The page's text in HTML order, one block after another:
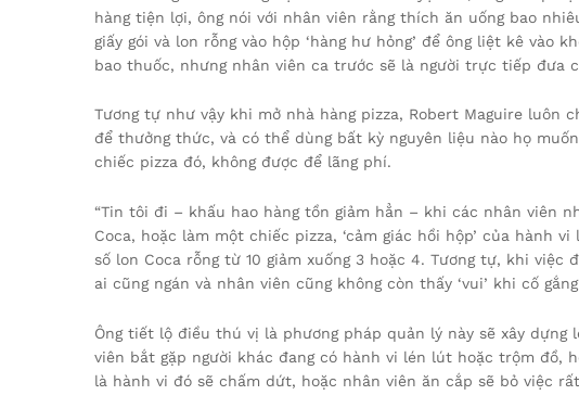
hàng tiện lợi, ông nói với nhân viên rằng thích ăn uống bao
giấy gói và lon rỗng vào hộp ‘hàng hư hỏng’ để ông liệt kê
bao thuốc, nhưng nhân viên ca trước sẽ là người trực tiếp đưa
Tương tự như vậy khi mở nhà hàng pizza, Robert Maguire luôn
để thưởng thức, và có thể dùng bất kỳ nguyên liệu nào họ
chiếc pizza đó, không được để lãng phí.
“Tin tôi đi – khấu hao hàng tồn giảm hẳn – khi các nhân viên
Coca, hoặc làm một chiếc pizza, ‘cảm giác hồi hộp’ của hành
số lon Coca rỗng từ 10 giảm xuống 3 hoặc 4. Tương tự, khi
ai cũng ngán và nhân viên cũng không còn thấy ‘vui’ khi cố
Ông tiết lộ điều thú vị là phương pháp quản lý này sẽ xây
viên bắt gặp người khác đang có hành vi lén lút hoặc trộm đồ,
là hành vi đó sẽ chấm dứt, hoặc nhân viên ăn cắp sẽ bỏ việc